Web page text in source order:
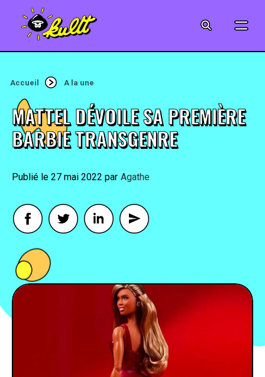
MUSIQUE
JEUX-VIDÉO
PEOPLE
FOOD
BONS PLANS
Accueil A la une
MATTEL DÉVOILE SA PREMIÈRE
BARBIE TRANSGENRE
27 mai 2022 By Agathe